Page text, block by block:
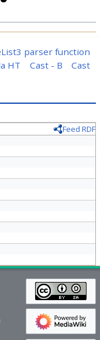
parser function
HT
Cast - B Cast
Feed RDF